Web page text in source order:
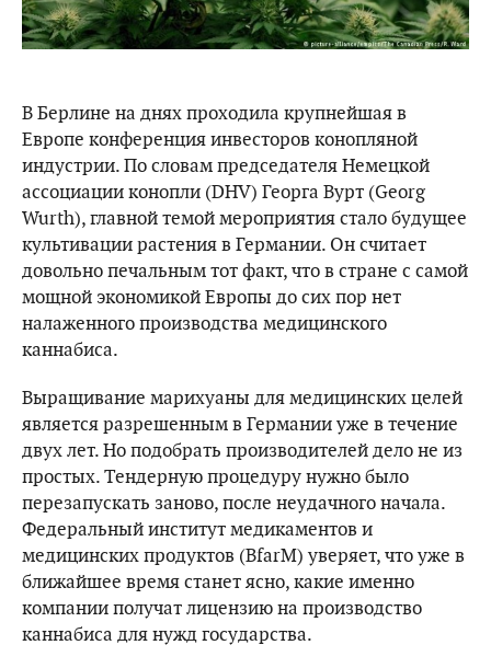
В Берлине на днях проходила крупнейшая в
Европе конференция инвесторов конопляной
индустрии. По словам председателя Немецкой
ассоциации конопли (DHV) Георга Вурт (Georg
Wurth), главной темой мероприятия стало будущее
культивации растения в Германии. Он считает
довольно печальным тот факт, что в стране с самой
мощной экономикой Европы до сих пор нет
налаженного производства медицинского
каннабиса.
Выращивание марихуаны для медицинских целей
является разрешенным в Германии уже в течение
двух лет. Но подобрать производителей дело не из
простых. Тендерную процедуру нужно было
перезапускать заново, после неудачного начала.
Федеральный институт медикаментов и
медицинских продуктов (BfarM) уверяет, что уже в
ближайшее время станет ясно, какие именно
компании получат лицензию на производство
каннабиса для нужд государства.